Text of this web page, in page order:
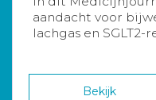
aandacht voor
lachgas en SGLT2-
Bekijk